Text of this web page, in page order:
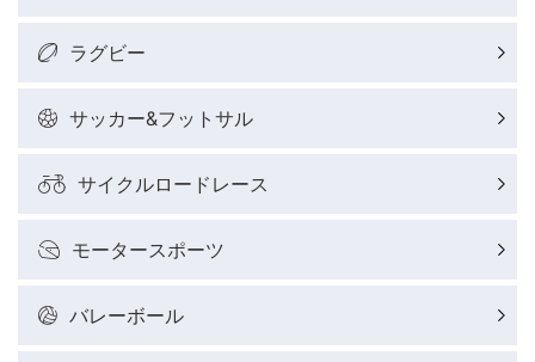
ラグビーレポート
野球好きコラム
サイクルロードレースレポート
フィギュアスケートレポート
バスケットボールレポート
ラグビー
サッカー&フットサル
サイクルロードレース
モータースポーツ
バレーボール